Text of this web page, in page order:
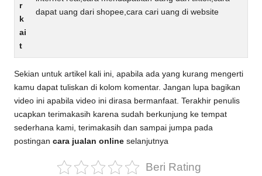
r
k
ai
t
dapat uang dari shopee,cara cari uang di website
Sekian untuk artikel kali ini, apabila ada yang kurang mengerti
kamu dapat tuliskan di kolom komentar. Jangan lupa bagikan
video ini apabila video ini dirasa bermanfaat. Terakhir penulis
ucapkan terimakasih karena sudah berkunjung ke tempat
sederhana kami, terimakasih dan sampai jumpa pada
postingan cara jualan online selanjutnya
Beri Rating